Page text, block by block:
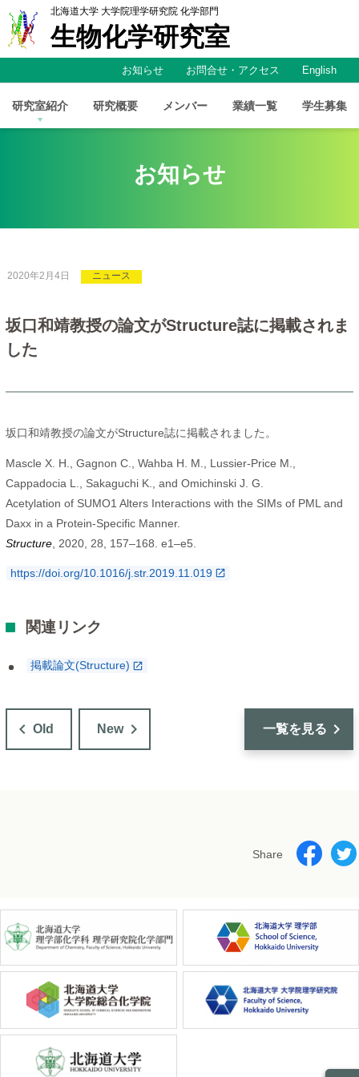
北海道大学 大学院理学研究院 化学部門
生物化学研究室
研究室紹介 研究概要 メンバー 業績一覧 学生募集
お知らせ お問合せ・アクセス English
お知らせ
2020年2月4日 ニュース
坂口和靖教授の論文がStructure誌に掲載されま
した
坂口和靖教授の論文がStructure誌に掲載されました。
Mascle X. H., Gagnon C., Wahba H. M., Lussier-Price M.,
Cappadocia L., Sakaguchi K., and Omichinski J. G.
Acetylation of SUMO1 Alters Interactions with the SIMs of PML and
Daxx in a Protein-Specific Manner.
Structure , 2020, 28, 157–168. e1–e5.
https://doi.org/10.1016/j.str.2019.11.019
関連リンク
掲載論文(Structure)
投
ビ
Old New 一覧を見る
Share